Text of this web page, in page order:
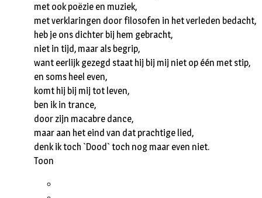
met ook poëzie en muziek,
met verklaringen door filosofen in het verleden bedacht,
heb je ons dichter bij hem gebracht,
niet in tijd, maar als begrip,
want eerlijk gezegd staat hij bij mij niet op één met stip,
en soms heel even,
komt hij bij mij tot leven,
ben ik in trance,
door zijn macabre dance,
maar aan het eind van dat prachtige lied,
denk ik toch `Dood` toch nog maar even niet.
Toon